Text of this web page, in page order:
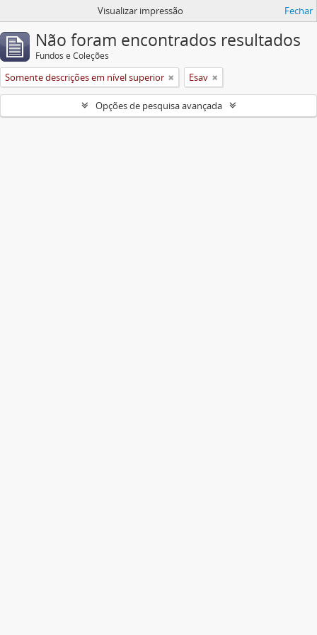
Visualizar impressão Fechar
Não foram encontrados resultados
Fundos e Coleções
Somente descrições em nível superior Esav
Opções de pesquisa avançada